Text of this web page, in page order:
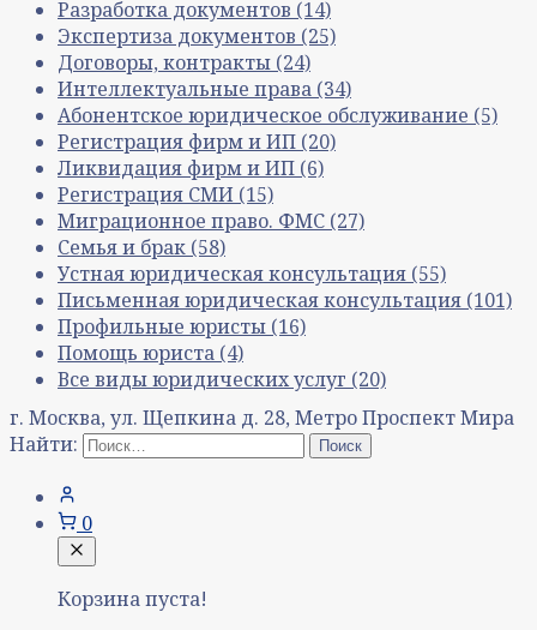
Разработка документов (14)
Экспертиза документов (25)
Договоры, контракты (24)
Интеллектуальные права (34)
Абонентское юридическое обслуживание (5)
Регистрация фирм и ИП (20)
Ликвидация фирм и ИП (6)
Регистрация СМИ (15)
Миграционное право. ФМС (27)
Семья и брак (58)
Устная юридическая консультация (55)
Письменная юридическая консультация (101)
Профильные юристы (16)
Помощь юриста (4)
Все виды юридических услуг (20)
г. Москва, ул. Щепкина д. 28, Метро Проспект Мира
Найти:
0
Корзина пуста!